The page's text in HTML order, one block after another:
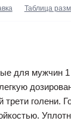
Таблица
для мужчин 1
трети голени.